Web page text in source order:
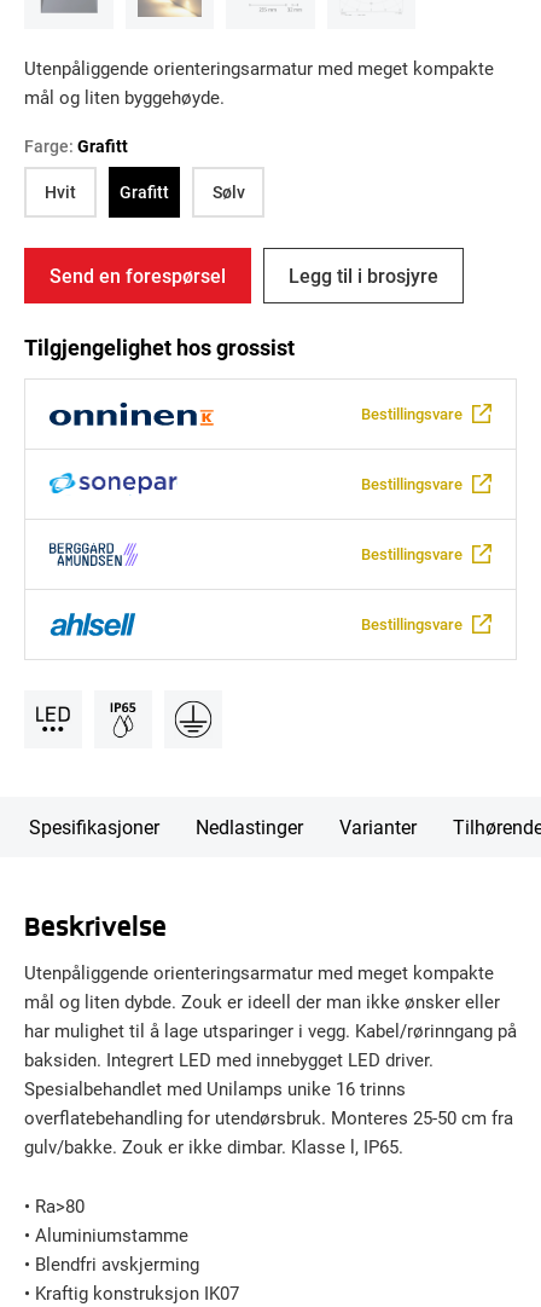
Utenpåliggende orienteringsarmatur med meget kompakte
mål og liten byggehøyde.
Farge: Grafitt
Hvit
Grafitt Sølv
Send en forespørsel Legg til i brosjyre
Tilgjengelighet hos grossist
Bestillingsvare
Bestillingsvare
Bestillingsvare
Bestillingsvare
Spesifikasjoner Nedlastinger Varianter
Beskrivelse
Utenpåliggende orienteringsarmatur med meget kompakte
mål og liten dybde. Zouk er ideell der man ikke ønsker eller
har mulighet til å lage utsparinger i vegg. Kabel/rørinngang på
baksiden. Integrert LED med innebygget LED driver.
Spesialbehandlet med Unilamps unike 16 trinns
overflatebehandling for utendørsbruk. Monteres 25-50 cm fra
gulv/bakke. Zouk er ikke dimbar. Klasse l, IP65.
• Ra>80
• Aluminiumstamme
• Blendfri avskjerming
• Kraftig konstruksjon IK07